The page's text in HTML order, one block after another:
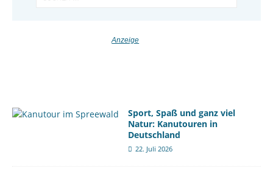
Sport, Spaß und ganz viel
Natur: Kanutouren in
Deutschland
22. Juli 2026